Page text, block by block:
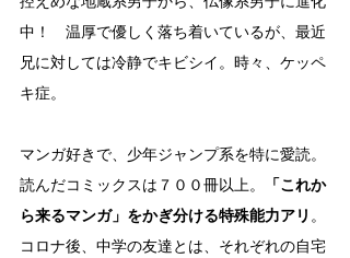
中！　温厚で優しく落ち着いているが、最近
兄に対しては冷静でキビシイ。時々、ケッペ
キ症。
マンガ好きで、少年ジャンプ系を特に愛読。
読んだコミックスは７００冊以上。
「これか
ら来るマンガ」をかぎ分ける特殊能力アリ 。
コロナ後、中学の友達とは、それぞれの自宅